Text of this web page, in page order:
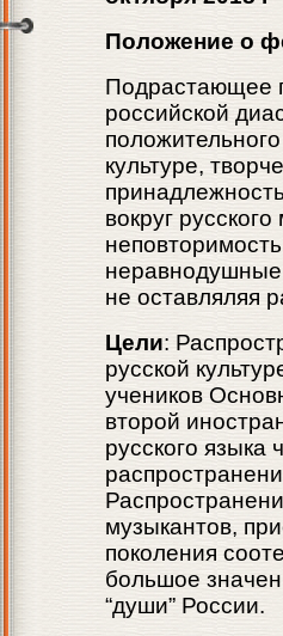
Положение о
Подрастающее
российской
культуре,
вокруг
неравнодушные
не оставляляя
Цели:
русской
учеников
второй
русского языка
музыкантов,
поколения
большое
“души” России.